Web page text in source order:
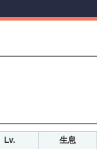
Lv. 生息